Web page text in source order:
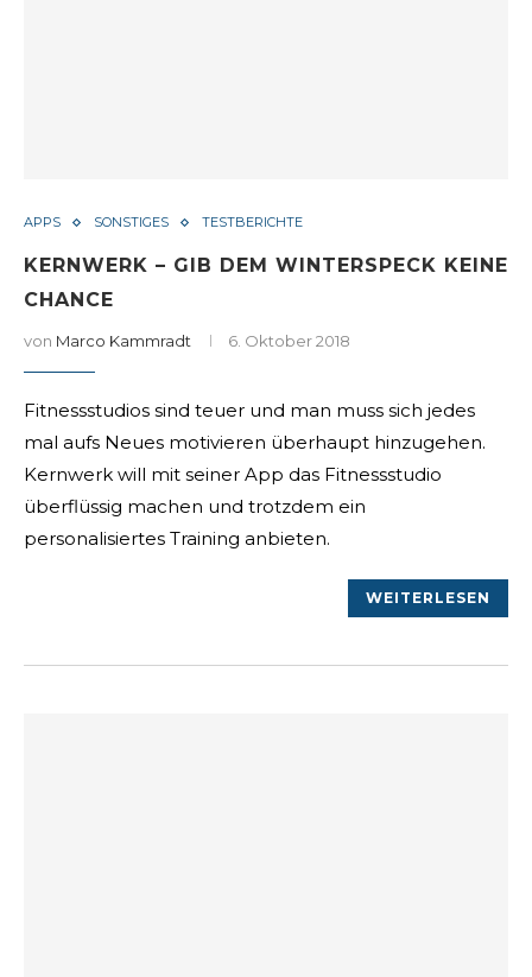
APPS SONSTIGES TESTBERICHTE
KERNWERK – GIB DEM WINTERSPECK KEINE
CHANCE
von Marco Kammradt 6. Oktober 2018
Fitnessstudios sind teuer und man muss sich jedes
mal aufs Neues motivieren überhaupt hinzugehen.
Kernwerk will mit seiner App das Fitnessstudio
überflüssig machen und trotzdem ein
personalisiertes Training anbieten.
WEITERLESEN